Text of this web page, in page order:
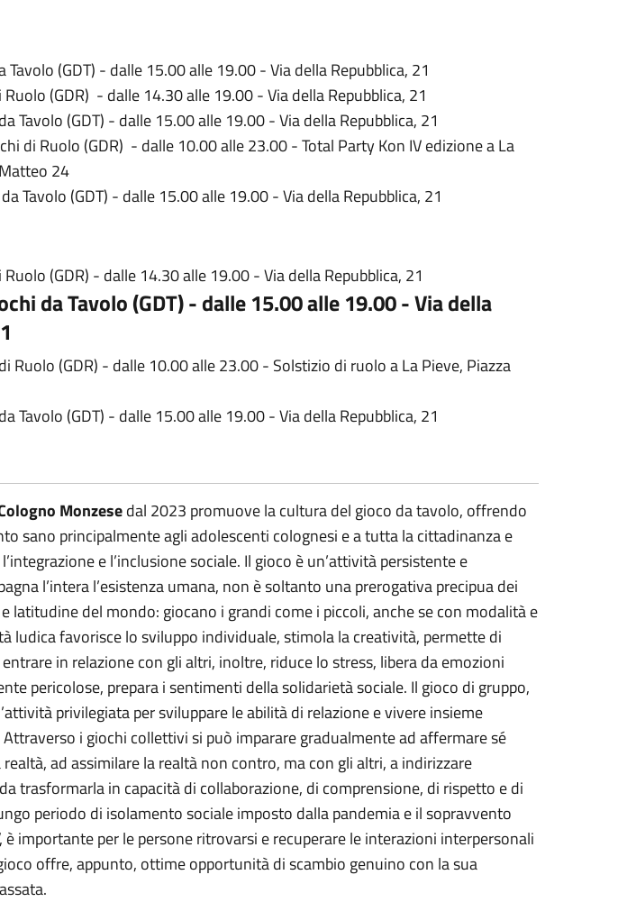
Tavolo (GDT) - dalle 15.00 alle 19.00 - Via della Repubblica, 21
Ruolo (GDR) - dalle 14.30 alle 19.00 - Via della Repubblica, 21
Tavolo (GDT) - dalle 15.00 alle 19.00 - Via della Repubblica, 21
di Ruolo (GDR) - dalle 10.00 alle 23.00 - Total Party Kon IV edizione a La
24
Tavolo (GDT) - dalle 15.00 alle 19.00 - Via della Repubblica, 21
(GDR) - dalle 14.30 alle 19.00 - Via della Repubblica, 21
da Tavolo (GDT) - dalle 15.00 alle 19.00 - Via della
Ruolo (GDR) - dalle 10.00 alle 23.00 - Solstizio di ruolo a La Pieve, Piazza
Tavolo (GDT) - dalle 15.00 alle 19.00 - Via della Repubblica, 21
Monzesedal 2023 promuove la cultura del gioco da tavolo, offrendo
sano principalmente agli adolescenti colognesi e a tutta la cittadinanza e
e l’inclusione sociale. Il gioco è un’attività persistente e
l’intera l’esistenza umana, non è soltanto una prerogativa precipua dei
latitudine del mondo: giocano i grandi come i piccoli, anche se con modalità e
ludica favorisce lo sviluppo individuale, stimola la creatività, permette di
in relazione con gli altri, inoltre, riduce lo stress, libera da emozioni
pericolose, prepara i sentimenti della solidarietà sociale. Il gioco di gruppo,
privilegiata per sviluppare le abilità di relazione e vivere insieme
i giochi collettivi si può imparare gradualmente ad affermare sé
ad assimilare la realtà non contro, ma con gli altri, a indirizzare
trasformarla in capacità di collaborazione, di comprensione, di rispetto e di
periodo di isolamento sociale imposto dalla pandemia e il sopravvento
è importante per le persone ritrovarsi e recuperare le interazioni interpersonali
offre, appunto, ottime opportunità di scambio genuino con la sua